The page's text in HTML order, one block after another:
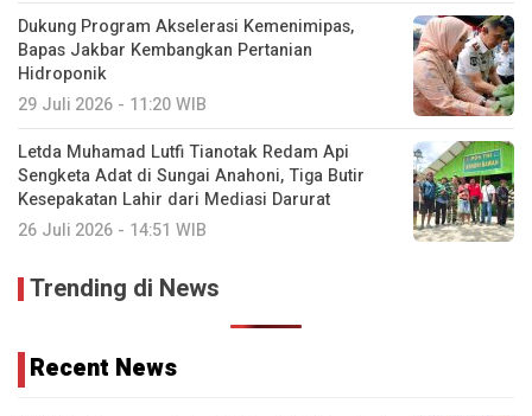
Dukung Program Akselerasi Kemenimipas,
Bapas Jakbar Kembangkan Pertanian
Hidroponik
29 Juli 2026 - 11:20 WIB
Letda Muhamad Lutfi Tianotak Redam Api
Sengketa Adat di Sungai Anahoni, Tiga Butir
Kesepakatan Lahir dari Mediasi Darurat
26 Juli 2026 - 14:51 WIB
Trending di News
Recent News